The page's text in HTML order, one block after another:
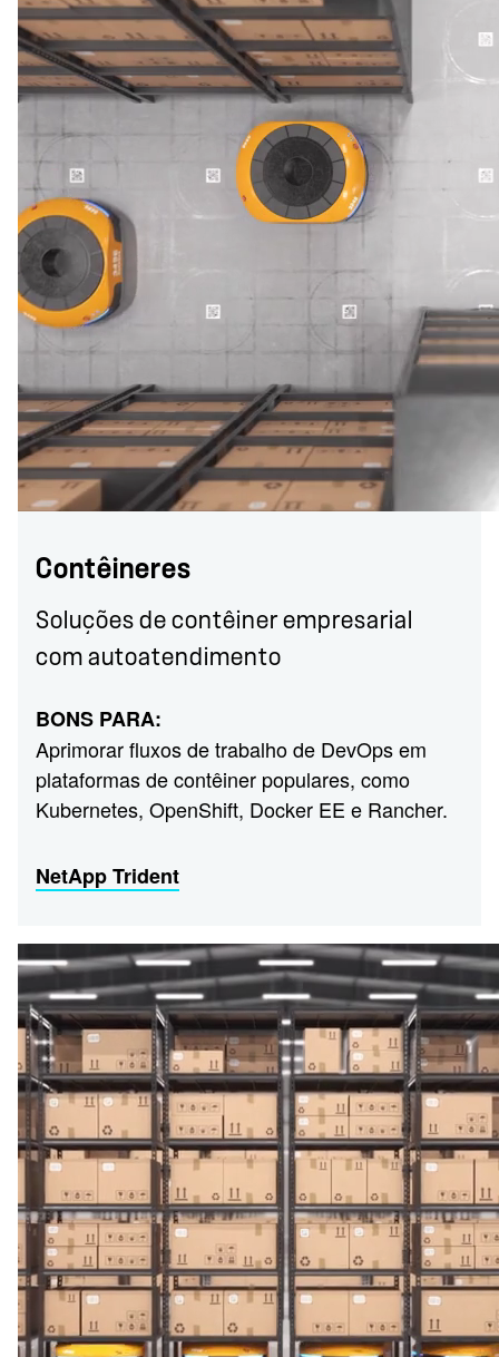
Contêineres
Soluções de contêiner empresarial
com autoatendimento
BONS PARA:
Aprimorar fluxos de trabalho de DevOps em
plataformas de contêiner populares, como
Kubernetes, OpenShift, Docker EE e Rancher.
NetApp Trident